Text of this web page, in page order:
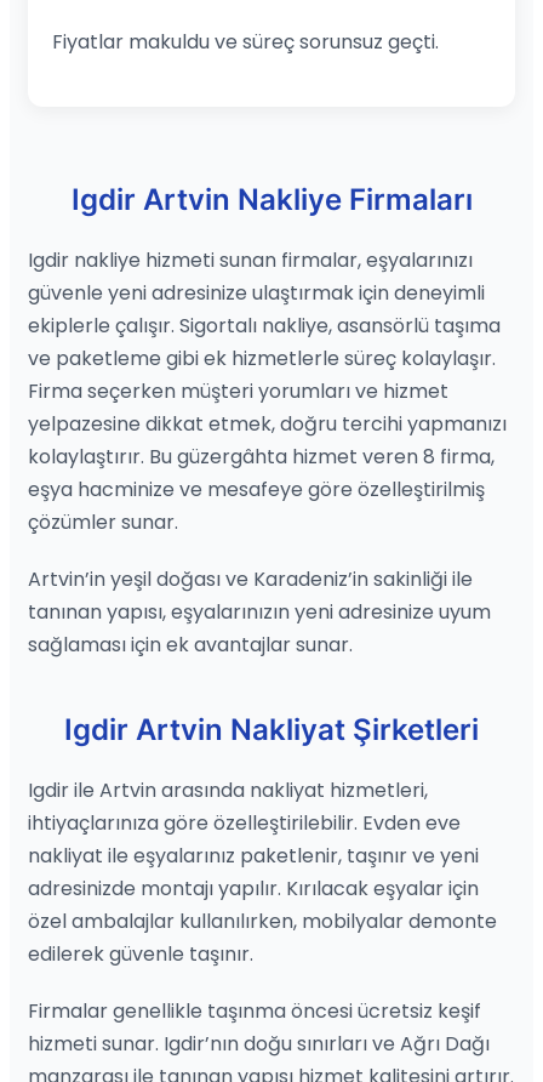
Fiyatlar makuldu ve süreç sorunsuz geçti.
Igdir Artvin Nakliye Firmaları
Igdir nakliye hizmeti sunan firmalar, eşyalarınızı
güvenle yeni adresinize ulaştırmak için deneyimli
ekiplerle çalışır. Sigortalı nakliye, asansörlü taşıma
ve paketleme gibi ek hizmetlerle süreç kolaylaşır.
Firma seçerken müşteri yorumları ve hizmet
yelpazesine dikkat etmek, doğru tercihi yapmanızı
kolaylaştırır. Bu güzergâhta hizmet veren 8 firma,
eşya hacminize ve mesafeye göre özelleştirilmiş
çözümler sunar.
Artvin’in yeşil doğası ve Karadeniz’in sakinliği ile
tanınan yapısı, eşyalarınızın yeni adresinize uyum
sağlaması için ek avantajlar sunar.
Igdir Artvin Nakliyat Şirketleri
Igdir ile Artvin arasında nakliyat hizmetleri,
ihtiyaçlarınıza göre özelleştirilebilir. Evden eve
nakliyat ile eşyalarınız paketlenir, taşınır ve yeni
adresinizde montajı yapılır. Kırılacak eşyalar için
özel ambalajlar kullanılırken, mobilyalar demonte
edilerek güvenle taşınır.
Firmalar genellikle taşınma öncesi ücretsiz keşif
hizmeti sunar. Igdir’nın doğu sınırları ve Ağrı Dağı
manzarası ile tanınan yapısı hizmet kalitesini artırır.